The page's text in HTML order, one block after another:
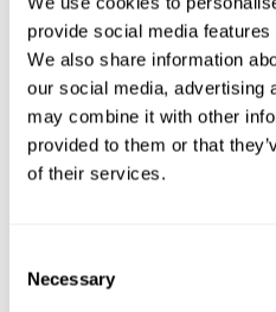
provide social media
We also share information
our social media, advertising
may combine it with other
provided to them or that
of their services.
Selection
Necessary
משתמשים בזיכרון החזותי
ניתן לגרות מיומנות
מאפשר לנו לשמור מידע חזותי
במיומנות קוגנטיבית זו בחיי
את תחילת המשפט שאנו
המלאה.
אנו משתמשים בתפיסה
בסיסית להשלמת שלבים
לפתירת הפאזל במספר